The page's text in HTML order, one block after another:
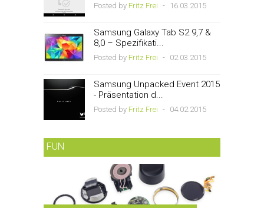
Posted by Fritz Frei - 16.03.2015
Samsung Galaxy Tab S2 9,7 &
8,0 – Spezifikati...
Posted by Fritz Frei - 02.03.2015
Samsung Unpacked Event 2015
- Präsentation d...
Posted by Fritz Frei - 04.02.2015
FUN